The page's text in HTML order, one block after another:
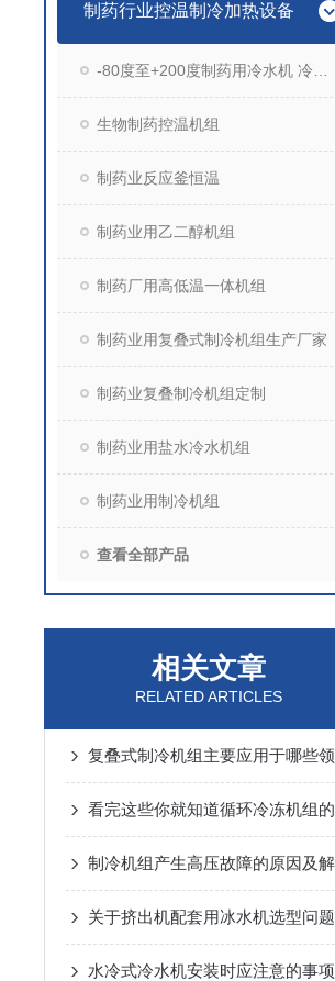
制药行业控温制冷加热设备
生物制药控温机组
制药业反应釜恒温
制药业用乙二醇机组
制药厂用高低温一体机组
制药业用复叠式制冷机组生产厂家
制药业复叠制冷机组定制
制药业用盐水冷水机组
制药业用制冷机组
查看全部产品
相关文章
RELATED ARTICLES
关于挤出机配套用冰水机选型问题
水冷式冷水机安装时应注意的事项